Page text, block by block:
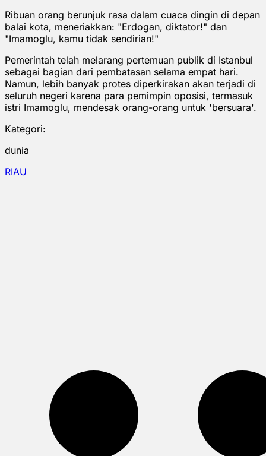
Ribuan orang berunjuk rasa dalam cuaca dingin di depan
balai kota, meneriakkan: "Erdogan, diktator!" dan
"Imamoglu, kamu tidak sendirian!"
Pemerintah telah melarang pertemuan publik di Istanbul
sebagai bagian dari pembatasan selama empat hari.
Namun, lebih banyak protes diperkirakan akan terjadi di
seluruh negeri karena para pemimpin oposisi, termasuk
istri Imamoglu, mendesak orang-orang untuk 'bersuara'.
Kategori:
dunia
RIAU